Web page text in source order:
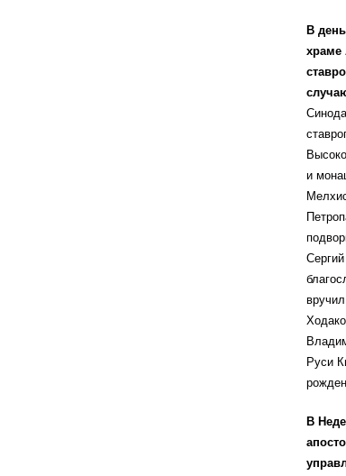
В
храме
и
Руси
В